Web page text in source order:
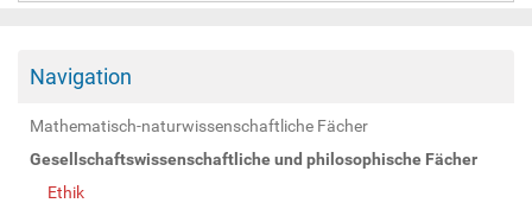
Navigation
Mathematisch-naturwissenschaftliche Fächer
Gesellschaftswissenschaftliche und philosophische Fächer
Ethik